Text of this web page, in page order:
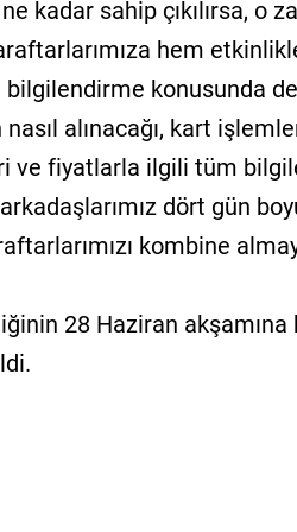
kadar sahip çıkılırsa, o
hem
bilgilendirme konusunda
alınacağı, kart
ve fiyatlarla ilgili tüm
dört gün
kombine
28 Haziran akşamına